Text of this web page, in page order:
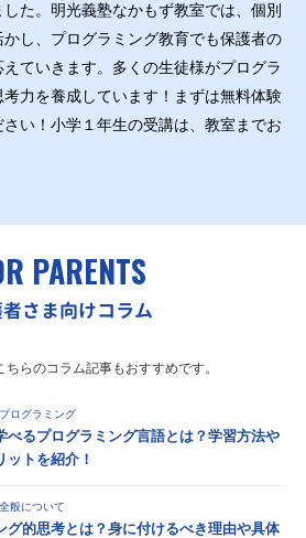
た。明光義塾なかもず教室では、個別
し、プログラミング教育でも保護者の
ていきます。多くの生徒様がプログラ
力を養成しています！まずは無料体験
い！小学１年生の受講は、教室までお
PARENTS
さま向けコラム
らのコラム記事もおすすめです。
ログラミング
べるプログラミング言語とは？学習方法や
ットを紹介！
般について
グ的思考とは？身に付けるべき理由や具体